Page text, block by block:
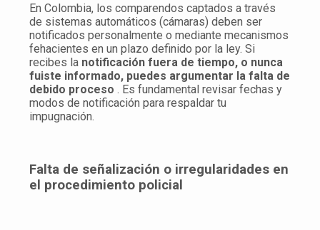
En Colombia, los comparendos captados a través
de sistemas automáticos (cámaras) deben ser
notificados personalmente o mediante mecanismos
fehacientes en un plazo definido por la ley. Si
recibes la notificación fuera de tiempo, o nunca
fuiste informado, puedes argumentar la falta de
debido proceso . Es fundamental revisar fechas y
modos de notificación para respaldar tu
impugnación.
Falta de señalización o irregularidades en
el procedimiento policial